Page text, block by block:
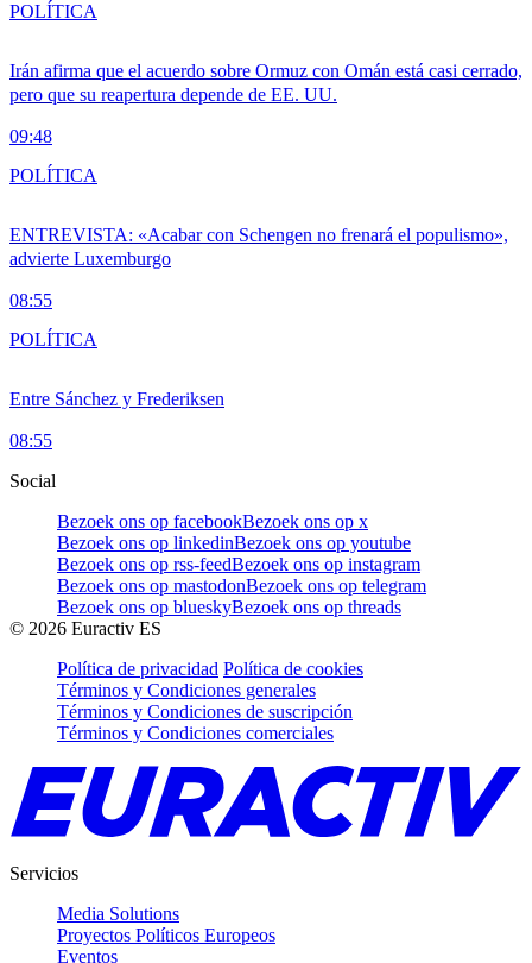
Irán afirma que el acuerdo sobre Ormuz con Omán está casi cerrado,
pero que su reapertura depende de EE. UU.
09:48
POLÍTICA
ENTREVISTA: «Acabar con Schengen no frenará el populismo»,
advierte Luxemburgo
08:55
POLÍTICA
Entre Sánchez y Frederiksen
08:55
POLÍTICA
Social
Bezoek ons op facebookBezoek ons op x
Bezoek ons op linkedinBezoek ons op youtube
Bezoek ons op rss-feedBezoek ons op instagram
Bezoek ons op mastodonBezoek ons op telegram
Bezoek ons op blueskyBezoek ons op threads
© 2026 Euractiv ES
Política de privacidad Política de cookies
Términos y Condiciones generales
Términos y Condiciones de suscripción
Términos y Condiciones comerciales
Servicios
Media Solutions
Proyectos Políticos Europeos
Eventos